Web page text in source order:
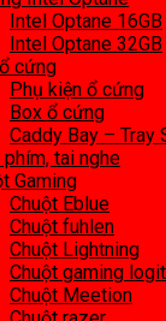
Intel Optane 16GB
Intel Optane 32GB
cứng
Phụ kiện ổ cứng
Box ổ cứng
Caddy Bay – Tray
phím, tai nghe
Gaming
Chuột Eblue
Chuột fuhlen
Chuột Lightning
Chuột gaming
Chuột Meetion